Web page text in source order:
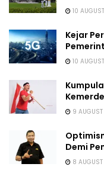
10
Kejar
10
9
Demi
8